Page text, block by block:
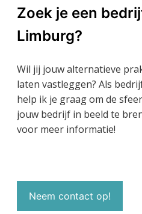
Zoek je een
Limburg?
Wil jij jouw alternatieve
laten vastleggen? Als
help ik je graag om de
jouw bedrijf in beeld te
voor meer informatie!
Neem contact op!